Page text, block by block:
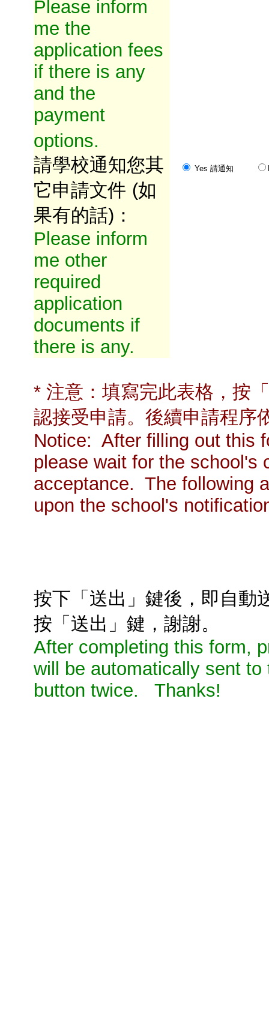
Please inform
me the
application fees
if there is any
and the
payment
options.
請學校通知您其
它申請文件 (如
果有的話)：
Please inform
me other
required
application
documents if
there is any.
Yes 請通知
* 注意：填寫完此表格，按
認接受申請。後續申請程序
Notice: After filling out this
please wait for the school's
acceptance. The following
upon the school's
按下「送出」鍵後，即自動
按「送出」鍵，謝謝。
After completing this form,
will be automatically sent
button twice. Thanks!